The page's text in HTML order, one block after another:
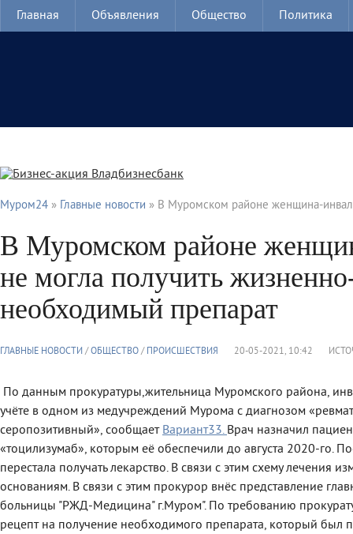
Главная Объявления Общество Политика
Муром24 » Главные новости » В Муромском районе женщина-
В Муромском районе
не могла получить
необходимый препарат
ГЛАВНЫЕ НОВОСТИ/ ОБЩЕСТВО/ ПРОИСШЕСТВИЯ 20-05-2021, 10:42
По данным прокуратуры,жительница Муромского района,
учёте в одном из медучреждений Мурома с диагнозом
серопозитивный», сообщаетВариант33.Врач назначил
«тоцилизумаб», которым её обеспечили до августа 2020-го.
перестала получать лекарство. В связи с этим схему лечения
основаниям. В связи с этим прокурор внёс представление
больницы "РЖД-Медицина" г.Муром". По требованию
рецепт на получение необходимого препарата, который был